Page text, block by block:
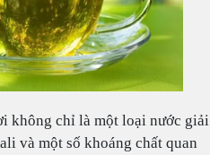
không chỉ là một loại nước giải
và một số khoáng chất quan